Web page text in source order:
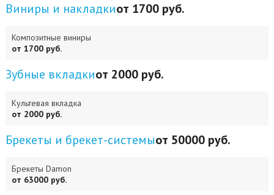
Виниры и накладкиот 1700 руб.
Композитные виниры
от 1700 руб.
Зубные вкладкиот 2000 руб.
Культевая вкладка
от 2000 руб.
Брекеты и брекет-системыот 50000 руб.
Брекеты Damon
от 63000 руб.